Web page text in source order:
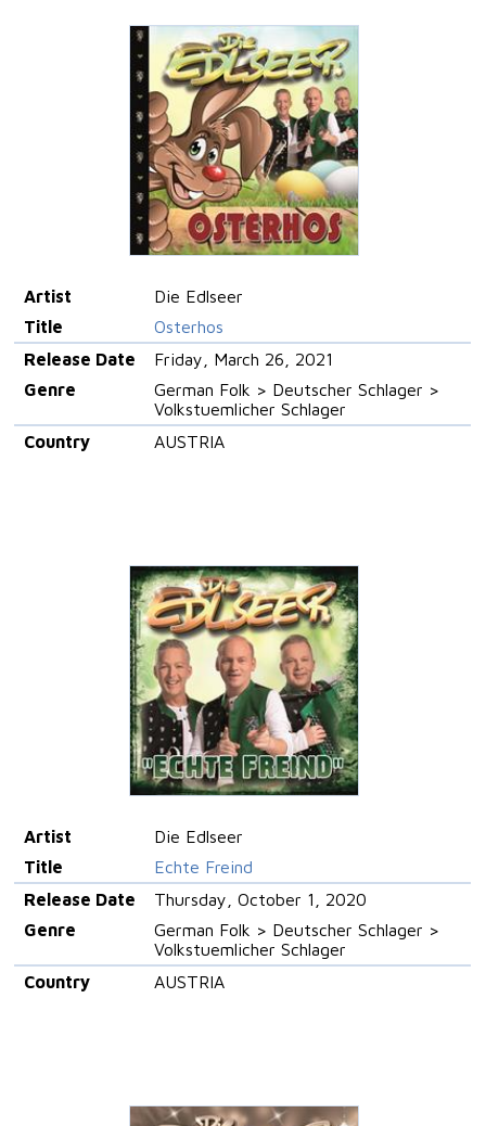
Artist
Die Edlseer
Title
Osterhos
Release Date
Friday, March 26, 2021
Genre
German Folk > Deutscher Schlager >
Volkstuemlicher Schlager
Country
AUSTRIA
Artist
Die Edlseer
Title
Echte Freind
Release Date
Thursday, October 1, 2020
Genre
German Folk > Deutscher Schlager >
Volkstuemlicher Schlager
Country
AUSTRIA